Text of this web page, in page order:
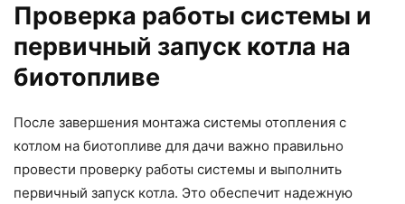
Проверка работы системы и
первичный запуск котла на
биотопливе
После завершения монтажа системы отопления с
котлом на биотопливе для дачи важно правильно
провести проверку работы системы и выполнить
первичный запуск котла. Это обеспечит надежную